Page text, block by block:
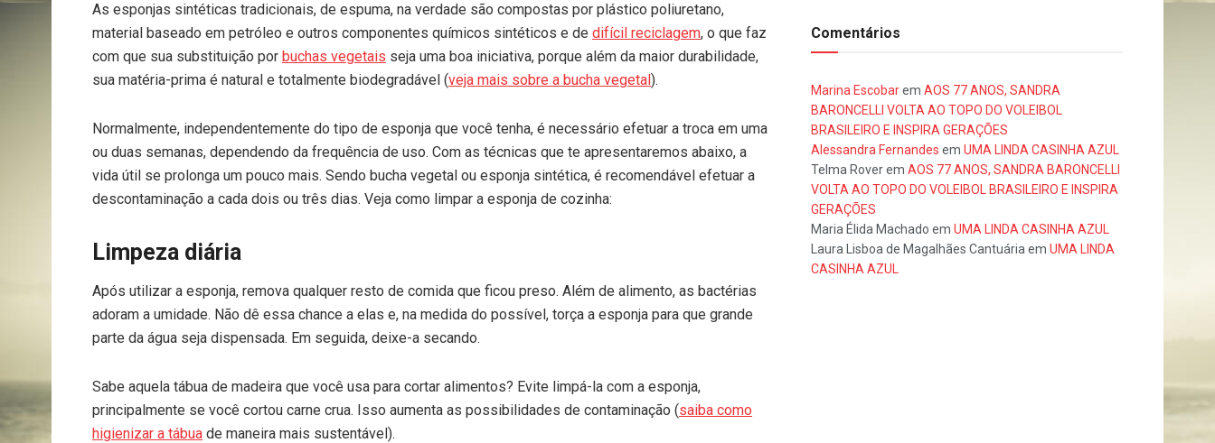
As esponjas sintéticas tradicionais, de espuma, na verdade são compostas por plástico poliuretano,
material baseado em petróleo e outros componentes químicos sintéticos e de difícil reciclagem, o que faz
com que sua substituição por buchas vegetais seja uma boa iniciativa, porque além da maior durabilidade,
sua matéria-prima é natural e totalmente biodegradável (veja mais sobre a bucha vegetal).
Normalmente, independentemente do tipo de esponja que você tenha, é necessário efetuar a troca em uma
ou duas semanas, dependendo da frequência de uso. Com as técnicas que te apresentaremos abaixo, a
vida útil se prolonga um pouco mais. Sendo bucha vegetal ou esponja sintética, é recomendável efetuar a
descontaminação a cada dois ou três dias. Veja como limpar a esponja de cozinha:
Limpeza diária
Após utilizar a esponja, remova qualquer resto de comida que ficou preso. Além de alimento, as bactérias
adoram a umidade. Não dê essa chance a elas e, na medida do possível, torça a esponja para que grande
parte da água seja dispensada. Em seguida, deixe-a secando.
Sabe aquela tábua de madeira que você usa para cortar alimentos? Evite limpá-la com a esponja,
principalmente se você cortou carne crua. Isso aumenta as possibilidades de contaminação (saiba como
higienizar a tábua de maneira mais sustentável).
Comentários
Marina Escobarem AOS 77 ANOS, SANDRA
BARONCELLI VOLTA AO TOPO DO VOLEIBOL
BRASILEIRO E INSPIRA GERAÇÕES
Alessandra Fernandes em UMA LINDA CASINHA AZUL
Telma Roverem AOS 77 ANOS, SANDRA BARONCELLI
VOLTA AO TOPO DO VOLEIBOL BRASILEIRO E INSPIRA
GERAÇÕES
Maria Élida Machado em UMA LINDA CASINHA AZUL
Laura Lisboa de Magalhães Cantuáriaem UMA LINDA
CASINHA AZUL